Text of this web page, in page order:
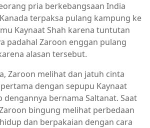
pria berkebangsaan India
terpaksa pulang kampung ke
Kaynaat Shah karena tuntutan
padahal Zaroon enggan pulang
alasan tersebut.
Zaroon melihat dan jatuh cinta
dengan sepupu Kaynaat
bernama Saltanat. Saat
bingung melihat perbedaan
dan berpakaian dengan cara